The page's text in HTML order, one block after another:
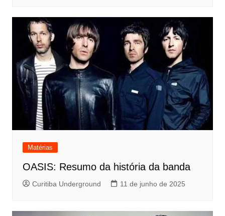
Matérias
OASIS: Resumo da história da banda
Curitiba Underground 11 de junho de 2025